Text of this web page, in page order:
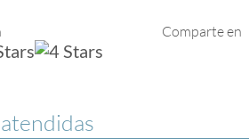
Comparte en